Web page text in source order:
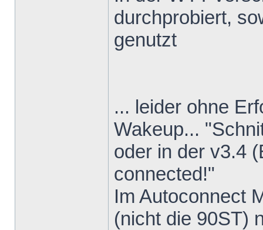
durchprobiert,
genutzt
... leider ohne
Wakeup...
oder in der v3.4
connected!"
Im Autoconnect
(nicht die 90ST)